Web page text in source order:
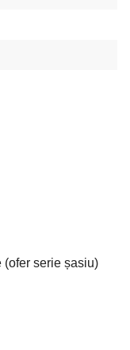
(ofer serie șasiu)